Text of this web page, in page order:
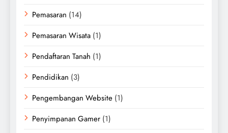
Pemasaran (14)
Pemasaran Wisata (1)
Pendaftaran Tanah (1)
Pendidikan (3)
Pengembangan Website (1)
Penyimpanan Gamer (1)